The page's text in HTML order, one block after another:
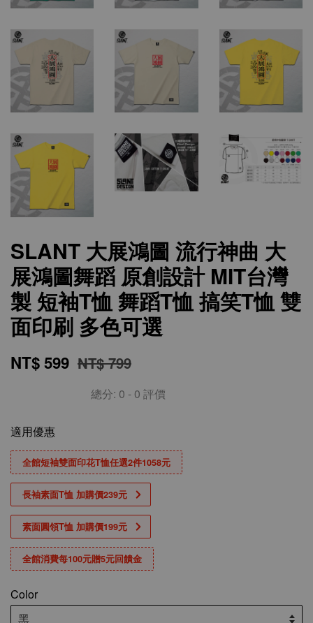
SLANT 大展鴻圖 流行神曲 大
展鴻圖舞蹈 原創設計 MIT台灣
製 短袖T恤 舞蹈T恤 搞笑T恤 雙
面印刷 多色可選
NT$ 599 NT$ 799
總分: 0 - 0 評價
適用優惠
全館短袖雙面印花T恤任選2件1058元
長袖素面T恤 加購價239元
素面圓領T恤 加購價199元
全館消費每100元贈5元回饋金
Color